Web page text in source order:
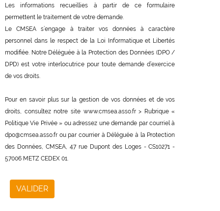
Les informations recueillies à partir de ce formulaire
permettent le traitement de votre demande.
Le CMSEA s’engage à traiter vos données à caractère
personnel dans le respect de la Loi Informatique et Libertés
modifiée. Notre Déléguée à la Protection des Données (DPO /
DPD) est votre interlocutrice pour toute demande d’exercice
de vos droits.
Pour en savoir plus sur la gestion de vos données et de vos
droits, consultez notre site www.cmsea.asso.fr > Rubrique «
Politique Vie Privée » ou adressez une demande par courriel à
dpo@cmsea.asso.fr ou par courrier à Déléguée à la Protection
des Données, CMSEA, 47 rue Dupont des Loges - CS10271 -
57006 METZ CEDEX 01.